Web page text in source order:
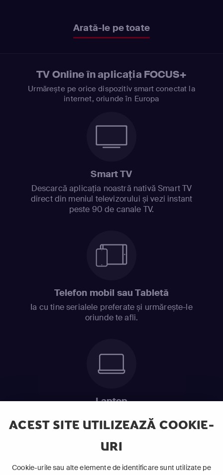
ACEST SITE UTILIZEAZĂ COOKIE-
URI
Cookie-urile sau alte elemente de identificare sunt utilizate pe
Arată-le pe toate
TV Online în aplicația FOCUS+
Urmărește pe orice dispozitiv smart conectat la
internet, oriunde în Europa
Smart TV
Descarcă aplicația noastră nativă Smart TV
direct din meniul televizorului și vezi instant
peste 90 de canale TV.
Telefon mobil sau Tabletă
Ia cu tine serialele preferate și urmărește-le
oriunde te afli.
Laptop
ABONEAZĂ-TE ACUM